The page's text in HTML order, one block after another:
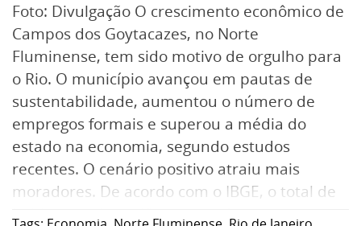
Foto: Divulgação O crescimento econômico de
Campos dos Goytacazes, no Norte
Fluminense, tem sido motivo de orgulho para
o Rio. O município avançou em pautas de
sustentabilidade, aumentou o número de
empregos formais e superou a média do
estado na economia, segundo estudos
recentes. O cenário positivo atraiu mais
moradores. De acordo com o IBGE, o total de
habitantes da região passou de